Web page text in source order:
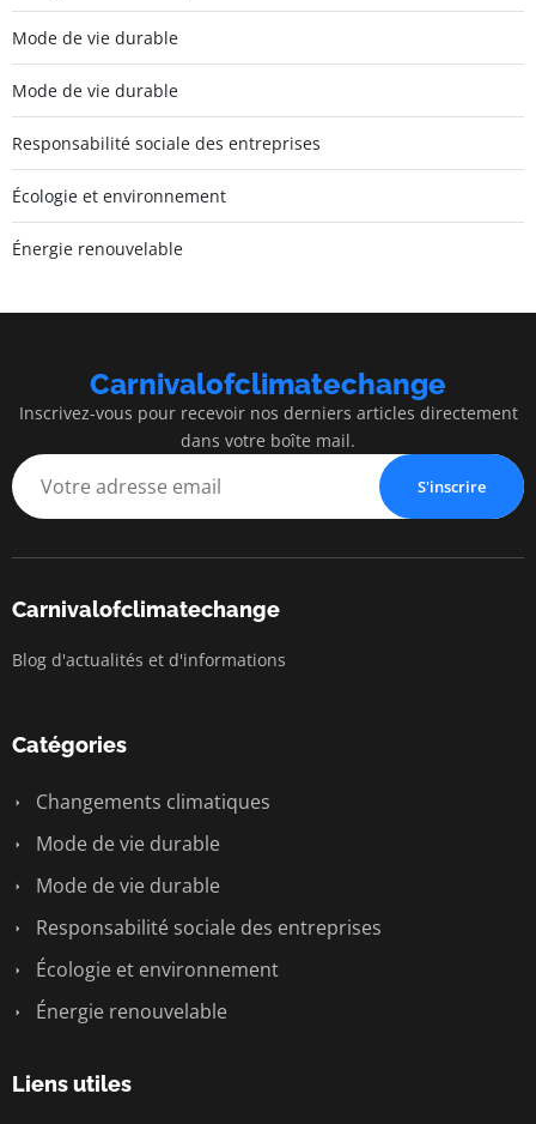
Mode de vie durable
Mode de vie durable
Responsabilité sociale des entreprises
Écologie et environnement
Énergie renouvelable
Carnivalofclimatechange
Inscrivez-vous pour recevoir nos derniers articles directement
dans votre boîte mail.
S'inscrire
Carnivalofclimatechange
Blog d'actualités et d'informations
Catégories
Changements climatiques
Mode de vie durable
Mode de vie durable
Responsabilité sociale des entreprises
Écologie et environnement
Énergie renouvelable
Liens utiles